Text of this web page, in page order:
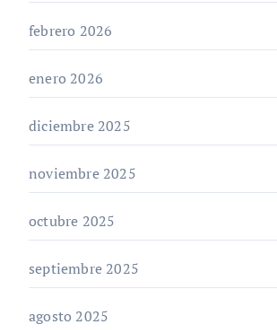
febrero 2026
enero 2026
diciembre 2025
noviembre 2025
octubre 2025
septiembre 2025
agosto 2025